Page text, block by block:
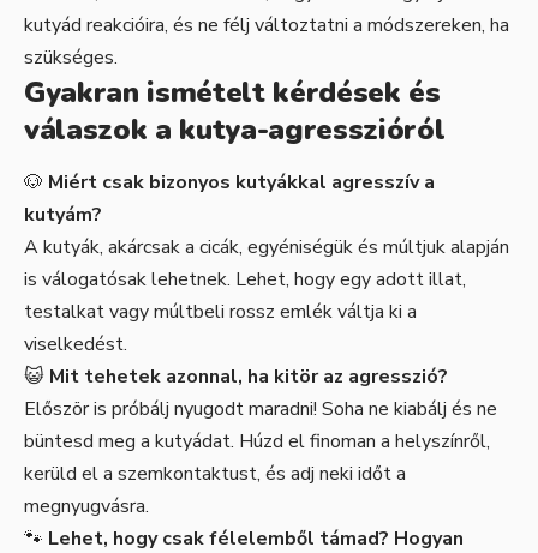
kutyád reakcióira, és ne félj változtatni a módszereken, ha
szükséges.
Gyakran ismételt kérdések és
válaszok a kutya-agresszióról
🐶 Miért csak bizonyos kutyákkal agresszív a
kutyám?
A kutyák, akárcsak a cicák, egyéniségük és múltjuk alapján
is válogatósak lehetnek. Lehet, hogy egy adott illat,
testalkat vagy múltbeli rossz emlék váltja ki a
viselkedést.
😺 Mit tehetek azonnal, ha kitör az agresszió?
Először is próbálj nyugodt maradni! Soha ne kiabálj és ne
büntesd meg a kutyádat. Húzd el finoman a helyszínről,
kerüld el a szemkontaktust, és adj neki időt a
megnyugvásra.
🐾 Lehet, hogy csak félelemből támad? Hogyan